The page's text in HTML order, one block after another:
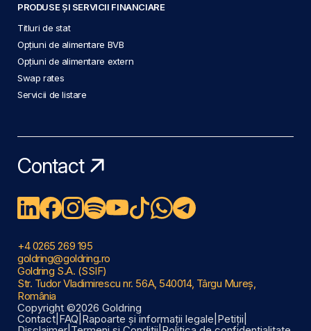
PRODUSE ȘI SERVICII FINANCIARE
Titluri de stat
Opțiuni de alimentare BVB
Opțiuni de alimentare extern
Swap rates
Servicii de listare
Contact
+4 0265 269 195
goldring@goldring.ro
Goldring S.A. (SSIF)
Str. Tudor Vladimirescu nr. 56A, 540014, Târgu Mureș,
România
Copyright ©2026 Goldring
Contact FAQ Rapoarte și informații legale Petiții